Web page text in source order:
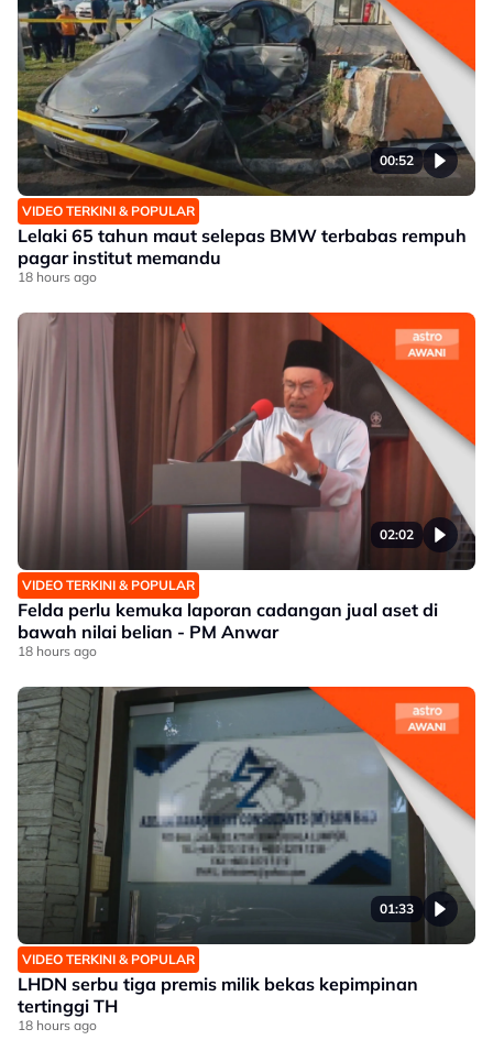
00:52
VIDEO TERKINI & POPULAR
Lelaki 65 tahun maut selepas BMW terbabas rempuh
pagar institut memandu
18 hours ago
02:02
VIDEO TERKINI & POPULAR
Felda perlu kemuka laporan cadangan jual aset di
bawah nilai belian - PM Anwar
18 hours ago
01:33
VIDEO TERKINI & POPULAR
LHDN serbu tiga premis milik bekas kepimpinan
tertinggi TH
18 hours ago